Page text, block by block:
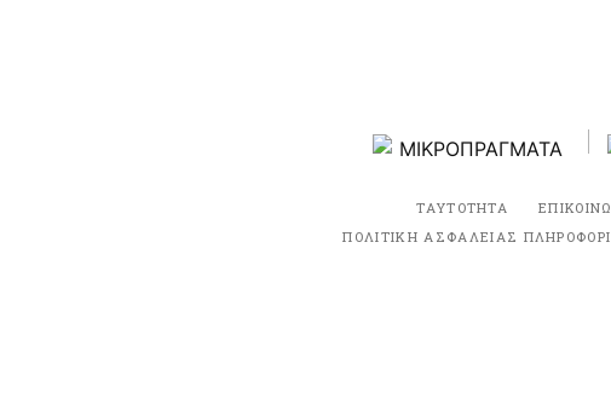
ΤΑΥΤΟΤΗΤΑ
ΠΟΛΙΤΙΚΗ ΑΣΦΑΛΕΙΑΣ